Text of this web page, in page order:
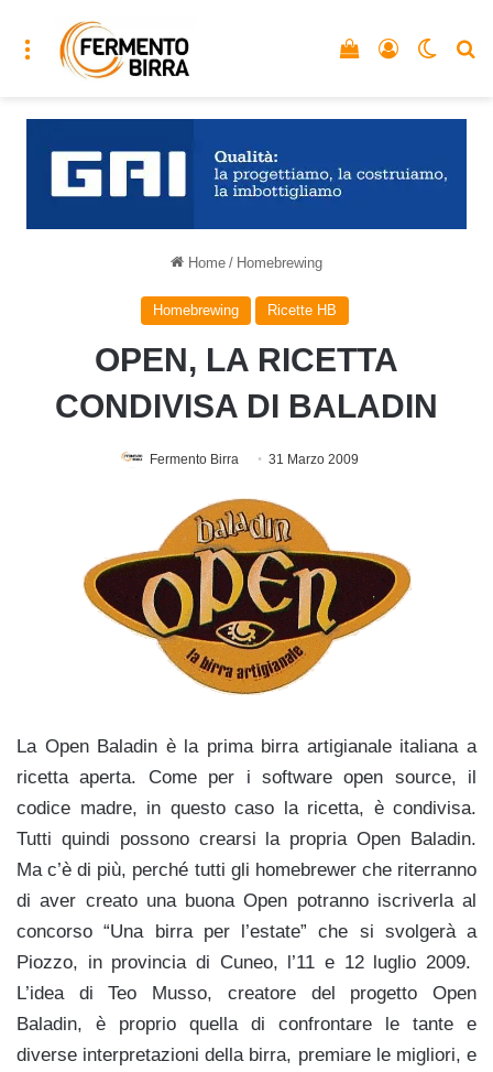
Menu Accedi
Vedi il carrello
Home / Homebrewing
Homebrewing Ricette HB
OPEN, LA RICETTA
CONDIVISA DI BALADIN
Fermento Birra 31 Marzo 2009
La Open Baladin è la prima birra artigianale italiana a
ricetta aperta. Come per i software open source, il
codice madre, in questo caso la ricetta, è condivisa.
Tutti quindi possono crearsi la propria Open Baladin.
Ma c’è di più, perché tutti gli homebrewer che riterranno
di aver creato una buona Open potranno iscriverla al
concorso “Una birra per l’estate” che si svolgerà a
Piozzo, in provincia di Cuneo, l’11 e 12 luglio 2009.
L’idea di Teo Musso, creatore del progetto Open
Baladin, è proprio quella di confrontare le tante e
diverse interpretazioni della birra, premiare le migliori, e